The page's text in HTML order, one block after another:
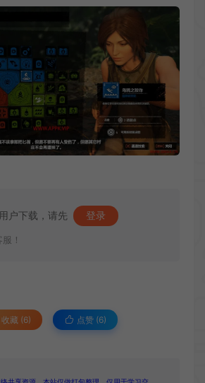
户下载，请先 登录
！
收藏 (6) 点赞 (6)